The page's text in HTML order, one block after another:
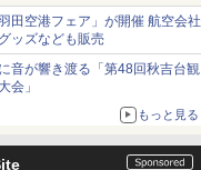
待と可能性
田空港フェア」が開催 航空会社
ッズなども販売
音が響き渡る「第48回秋吉台観
会」
もっと見る